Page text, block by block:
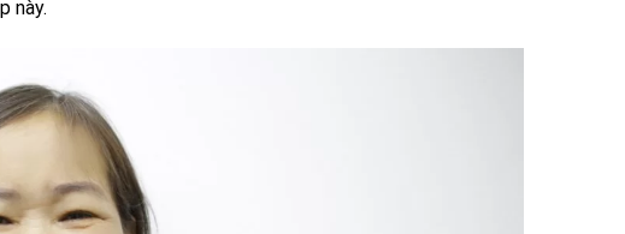
này.